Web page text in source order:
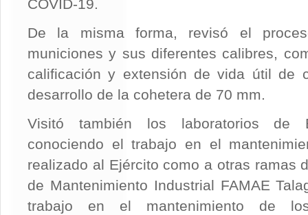
COVID-19.
De la misma forma, revisó el
municiones y sus diferentes calibres,
calificación y extensión de vida útil de
desarrollo de la cohetera de 70 mm.
Visitó también los laboratorios de
conociendo el trabajo en el
realizado al Ejército como a otras ramas
de Mantenimiento Industrial FAMAE
trabajo en el mantenimiento de